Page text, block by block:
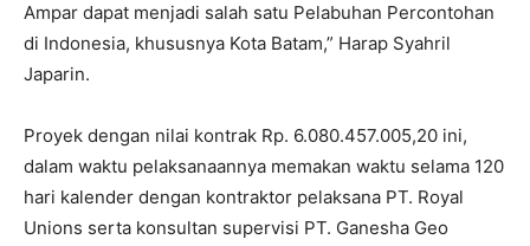
Ampar dapat menjadi salah satu Pelabuhan Percontohan
di Indonesia, khususnya Kota Batam,” Harap Syahril
Japarin.
Proyek dengan nilai kontrak Rp. 6.080.457.005,20 ini,
dalam waktu pelaksanaannya memakan waktu selama 120
hari kalender dengan kontraktor pelaksana PT. Royal
Unions serta konsultan supervisi PT. Ganesha Geo